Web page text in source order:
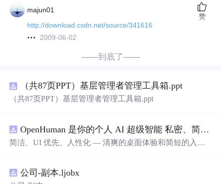
majun01
http://download.csdn.net/source/341616
2009-06-02
赞
——到底了——
（共87页PPT）基层管理者管理工具箱.ppt
（共87页PPT）基层管理者管理工具箱.ppt
OpenHuman 是你的个人 AI 超级智能 私密、简洁、极其强大
简洁、UI 优先、人性化 — 清爽的桌面体验和简短的入门
吉祥物，会说话、能感知周围环境、可作为真实参与者加
公司-副本.ljobx